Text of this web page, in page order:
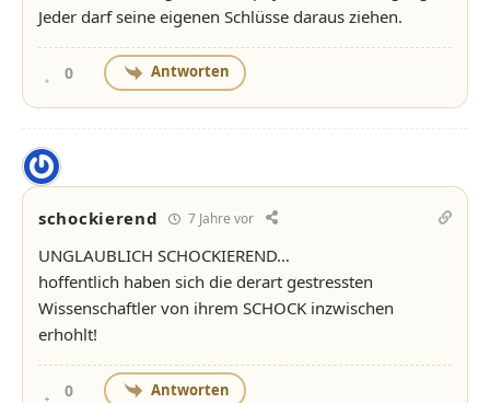
Jeder darf seine eigenen Schlüsse daraus ziehen.
0 Antworten
schockierend 7 Jahre vor
UNGLAUBLICH SCHOCKIEREND…
hoffentlich haben sich die derart gestressten
Wissenschaftler von ihrem SCHOCK inzwischen
erhohlt!
0 Antworten